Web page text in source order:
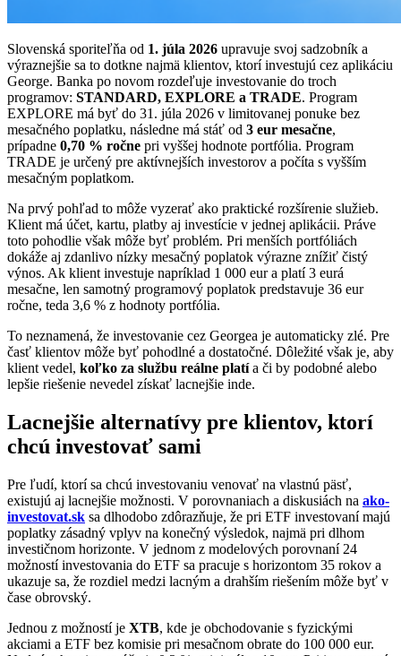
Slovenská sporiteľňa od 1. júla 2026 upravuje svoj sadzobník a
výraznejšie sa to dotkne najmä klientov, ktorí investujú cez aplikáciu
George. Banka po novom rozdeľuje investovanie do troch
programov: STANDARD, EXPLORE a TRADE. Program
EXPLORE má byť do 31. júla 2026 v limitovanej ponuke bez
mesačného poplatku, následne má stáť od 3 eur mesačne,
prípadne 0,70 % ročne pri vyššej hodnote portfólia. Program
TRADE je určený pre aktívnejších investorov a počíta s vyšším
mesačným poplatkom.
Na prvý pohľad to môže vyzerať ako praktické rozšírenie služieb.
Klient má účet, kartu, platby aj investície v jednej aplikácii. Práve
toto pohodlie však môže byť problém. Pri menších portfóliách
dokáže aj zdanlivo nízky mesačný poplatok výrazne znížiť čistý
výnos. Ak klient investuje napríklad 1 000 eur a platí 3 eurá
mesačne, len samotný programový poplatok predstavuje 36 eur
ročne, teda 3,6 % z hodnoty portfólia.
To neznamená, že investovanie cez Georgea je automaticky zlé. Pre
časť klientov môže byť pohodlné a dostatočné. Dôležité však je, aby
klient vedel, koľko za službu reálne platía či by podobné alebo
lepšie riešenie nevedel získať lacnejšie inde.
Lacnejšie alternatívy pre klientov, ktorí
chcú investovať sami
Pre ľudí, ktorí sa chcú investovaniu venovať na vlastnú päsť,
existujú aj lacnejšie možnosti. V porovnaniach a diskusiách na ako-
investovat.sk sa dlhodobo zdôrazňuje, že pri ETF investovaní majú
poplatky zásadný vplyv na konečný výsledok, najmä pri dlhom
investičnom horizonte. V jednom z modelových porovnaní 24
možností investovania do ETF sa pracuje s horizontom 35 rokov a
ukazuje sa, že rozdiel medzi lacným a drahším riešením môže byť v
čase obrovský.
Jednou z možností je XTB, kde je obchodovanie s fyzickými
akciami a ETF bez komisie pri mesačnom obrate do 100 000 eur.